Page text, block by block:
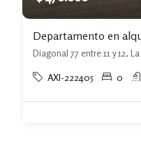
Departamento en
Diagonal 77 entre 11 y 12,
AXI-222405 0